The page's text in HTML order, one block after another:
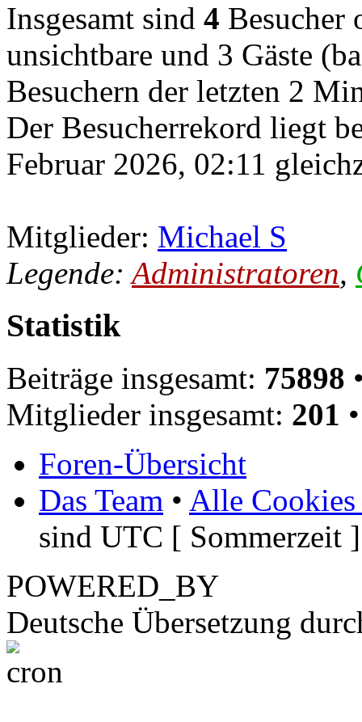
Insgesamt sind 4 Besucher
unsichtbare und 3 Gäste
Besuchern der letzten 2
Der Besucherrekord liegt
Februar 2026, 02:11
Mitglieder: Michael S
Legende:Administratoren,
Statistik
Beiträge insgesamt: 75898
Mitglieder insgesamt: 201
Foren-Übersicht
Das Team • Alle Cookies
sind UTC [ Sommerzeit ]
POWERED_BY
Deutsche Übersetzung